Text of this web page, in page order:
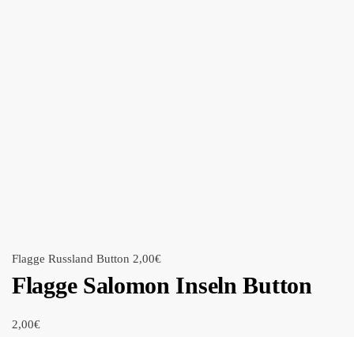
Flagge Russland Button 2,00€
Flagge Salomon Inseln Button
2,00€